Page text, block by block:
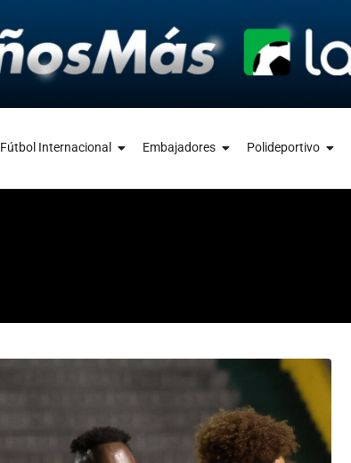
Fútbol Internacional Embajadores Polideportivo